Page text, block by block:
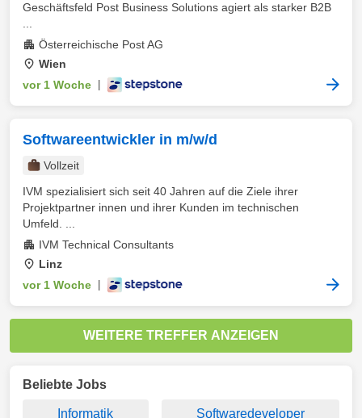
Geschäftsfeld Post Business Solutions agiert als starker B2B
Österreichische Post AG
Wien
vor 1 Woche
Softwareentwickler in m/w/d
Vollzeit
IVM spezialisiert sich seit 40 Jahren auf die Ziele ihrer
Projektpartner innen und ihrer Kunden im technischen
Umfeld. ...
IVM Technical Consultants
Linz
vor 1 Woche
WEITERE TREFFER ANZEIGEN
Beliebte Jobs
Informatik Softwaredeveloper